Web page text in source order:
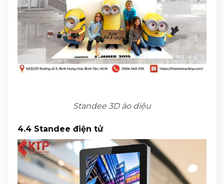
Standee 3D ảo diệu
4.4 Standee điện tử